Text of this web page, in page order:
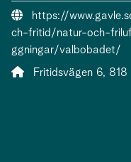
Webbsida:
https://
ch-fritid/natur-och-
ggningar/valbobadet/
Adress:
Fritidsvägen 6,